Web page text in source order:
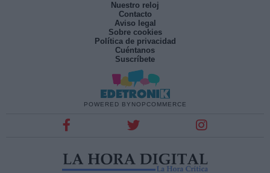
Nuestro reloj
Contacto
Aviso legal
Sobre cookies
Política de privacidad
Cuéntanos
Suscríbete
POWERED BY NOPCOMMERCE